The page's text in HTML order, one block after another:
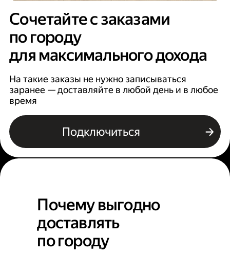
Сочетайте с заказами
по городу
для максимального дохода
На такие заказы не нужно записываться
заранее — доставляйте в любой день и в любое
время
Подключиться
Почему выгодно
доставлять
по городу